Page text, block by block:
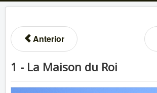
Anterior
1 - La Maison du Roi